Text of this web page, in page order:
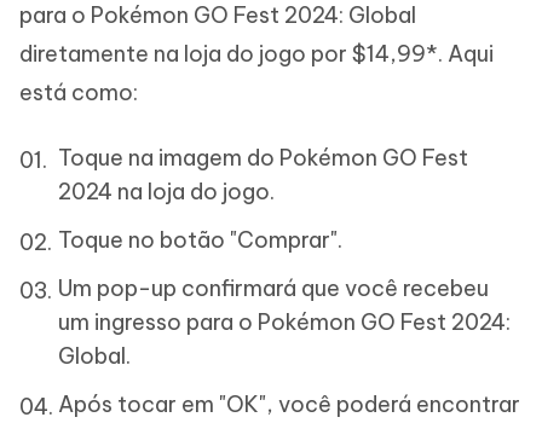
para o Pokémon GO Fest 2024: Global
diretamente na loja do jogo por $14,99*. Aqui
está como:
Toque na imagem do Pokémon GO Fest
2024 na loja do jogo.
Toque no botão "Comprar".
Um pop-up confirmará que você recebeu
um ingresso para o Pokémon GO Fest 2024:
Global.
Após tocar em "OK", você poderá encontrar